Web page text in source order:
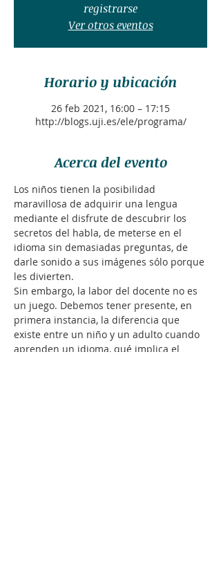
registrarse
Ver otros eventos
Horario y ubicación
26 feb 2021, 16:00 – 17:15
http://blogs.uji.es/ele/programa/
Acerca del evento
Los niños tienen la posibilidad
maravillosa de adquirir una lengua
mediante el disfrute de descubrir los
secretos del habla, de meterse en el
idioma sin demasiadas preguntas, de
darle sonido a sus imágenes sólo porque
les divierten.
Sin embargo, la labor del docente no es
un juego. Debemos tener presente, en
primera instancia, la diferencia que
existe entre un niño y un adulto cuando
aprenden un idioma, qué implica el